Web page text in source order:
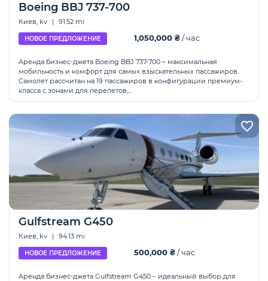
Boeing BBJ 737-700
Киев, kv | 91.52 mi
НОВОЕ ПРЕДЛОЖЕНИЕ 1,050,000 ₴/ час
Аренда бизнес-джета Boeing BBJ 737-700 – максимальная
мобильность и комфорт для самых взыскательных пассажиров.
Самолет рассчитан на 19 пассажиров в конфигурации премиум-
класса с зонами для перелетов,...
Gulfstream G450
Киев, kv | 94.13 mi
НОВОЕ ПРЕДЛОЖЕНИЕ 500,000 ₴/ час
Аренда бизнес-джета Gulfstream G450 – идеальный выбор для